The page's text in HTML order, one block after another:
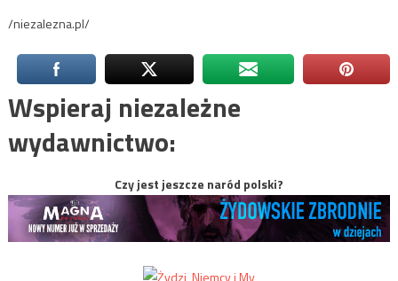
/niezalezna.pl/
Wspieraj niezależne
wydawnictwo:
Czy jest jeszcze naród polski?